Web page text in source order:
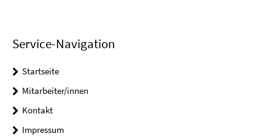
Service-Navigation
Startseite
Mitarbeiter/innen
Kontakt
Impressum